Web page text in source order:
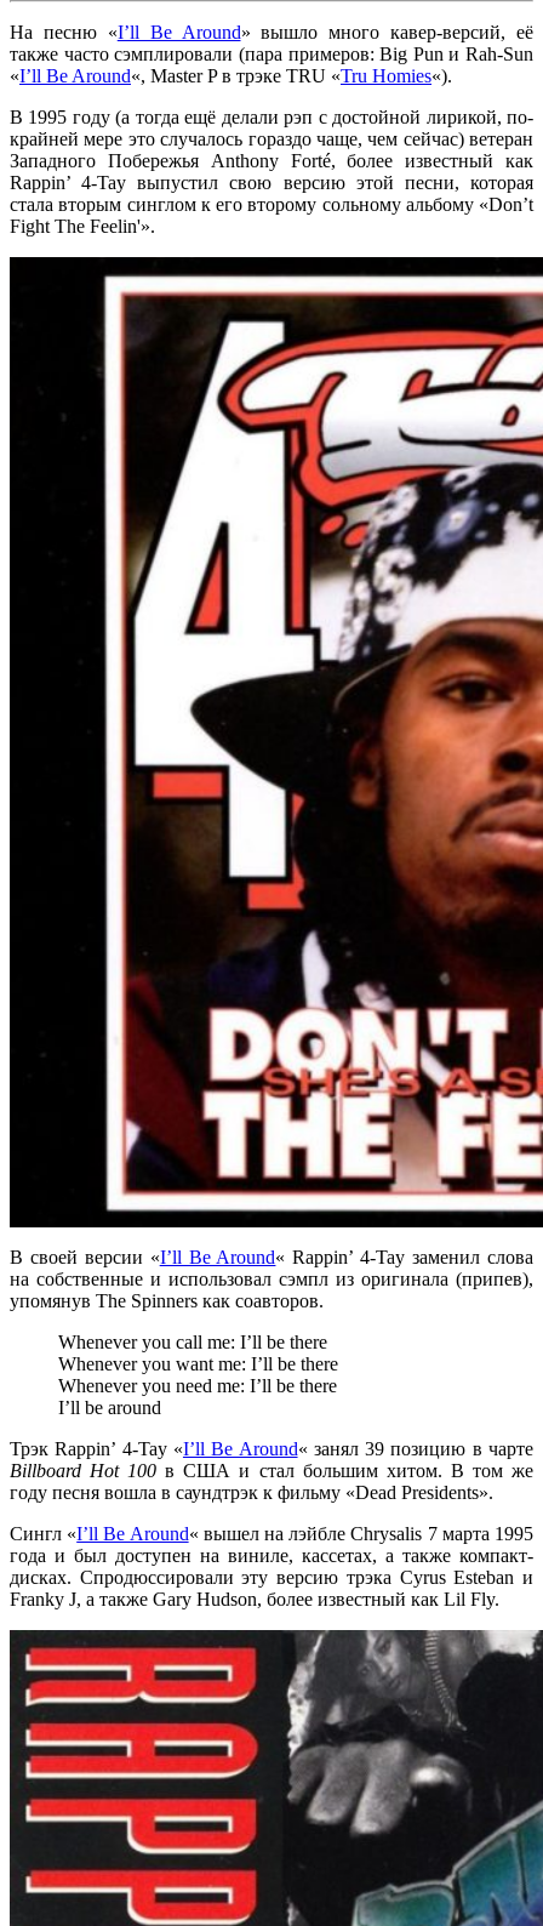
На песню «I’ll Be Around»вышло много кавер-версий, её
также часто сэмплировали (пара примеров:Big Punи Rah-Sun
«I’ll Be Around«, Master Pв трэке TRU «Tru Homies«).
В 1995 году (а тогда ещё делали рэп с достойной лирикой, по-
крайней мере это случалось гораздо чаще, чем сейчас) ветеран
Западного Побережья
Anthony Forté, более известный как
Rappin’ 4-Tay выпустил свою версию этой песни, которая
стала вторым синглом к его второму сольному альбому «Don’t
Fight The Feelin'».
В своей версии «I’ll Be Around« Rappin’ 4-Tay заменил слова
на собственные и использовал сэмпл из оригинала (припев),
упомянув The Spinners как соавторов.
Whenever you call me: I’ll be there
Whenever you want me: I’ll be there
Whenever you need me: I’ll be there
I’ll be around
ТрэкRappin’ 4-Tay «I’ll Be Around« занял39 позицию в чарте
Billboard Hot 100 в США и стал большим хитом. В том же
году песня вошла в саундтрэк к фильму «Dead Presidents».
Сингл «I’ll Be Around« вышел на лэйблеChrysalis 7 марта 1995
года и был доступен на виниле, кассетах, а также компакт-
дисках. Спродюссировали эту версию трэка Cyrus Esteban и
Franky J, а также Gary Hudson, более известный как Lil Fly.